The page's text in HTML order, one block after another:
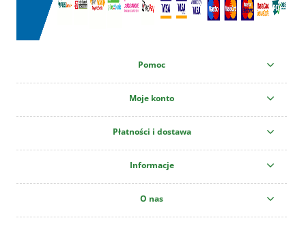
Pomoc
Moje konto
Płatności i dostawa
Informacje
O nas